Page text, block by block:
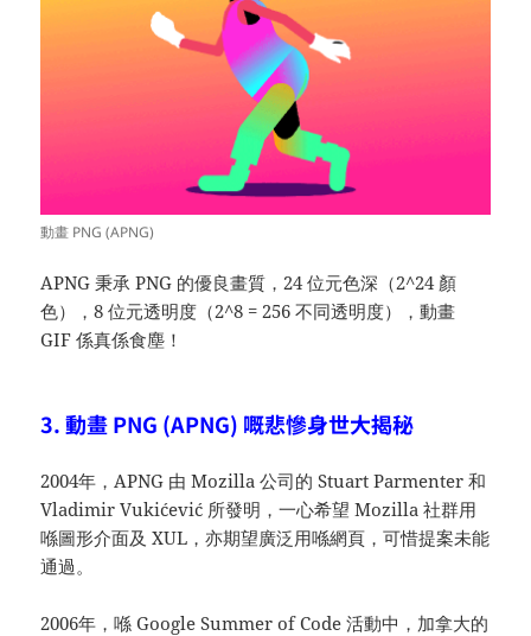
動畫 PNG (APNG)
APNG 秉承 PNG 的優良畫質，24 位元色深（2^24 顏
色），8 位元透明度（2^8 = 256 不同透明度），動畫
GIF 係真係食塵！
3. 動畫 PNG (APNG) 嘅悲慘身世大揭秘
2004年，APNG 由 Mozilla 公司的 Stuart Parmenter 和
Vladimir Vukićević 所發明，一心希望 Mozilla 社群用
喺圖形介面及 XUL，亦期望廣泛用喺網頁，可惜提案未能
通過。
2006年，喺 Google Summer of Code 活動中，加拿大的